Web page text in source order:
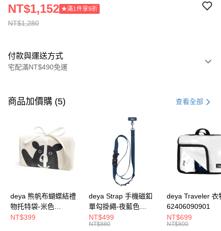
NT$1,280
NT$1,152 ★滿1件享9折
付款與運送方式
宅配滿NT$490免運
信用卡一次付款
3 期 0 利率 每期 21家銀行
合作金庫商業銀行
第一商業銀行
華南商業銀行
彰化商業銀行
上海商業儲蓄銀行
台北富邦商業銀行
兆豐國際商業銀行
臺灣中小企業銀行
台中商業銀行
匯豐（台灣）商業銀行
華泰商業銀行
聯邦商業銀行
遠東國際商業銀行
元大商業銀行
超商取貨付款
街口支付
商品加價購 (5) 查看全部
deya 熊帆布蝴蝶結禮
物托特袋-米色
22020409
NT$399
deya Strap 手機磁釦
單勾掛繩-夜藍色
62611105501
NT$499
NT$880
deya Traveler 衣
62406090901
NT$699
NT$800